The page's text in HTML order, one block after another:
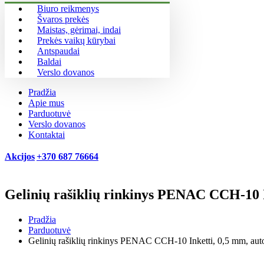
Biuro reikmenys
Švaros prekės
Maistas, gėrimai, indai
Prekės vaikų kūrybai
Antspaudai
Baldai
Verslo dovanos
Pradžia
Apie mus
Parduotuvė
Verslo dovanos
Kontaktai
Akcijos+370 687 76664
Gelinių rašiklių rinkinys PENAC CCH-10
Pradžia
Parduotuvė
Gelinių rašiklių rinkinys PENAC CCH-10 Inketti, 0,5 mm,